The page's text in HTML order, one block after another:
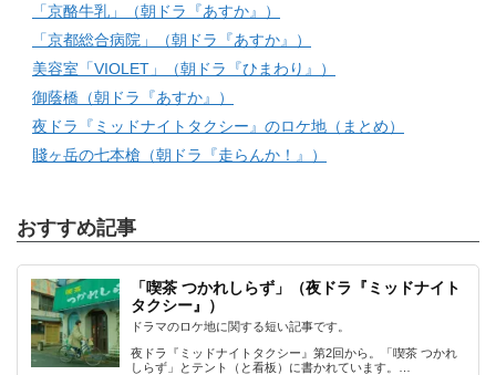
「京酪牛乳」（朝ドラ『あすか』）
「京都総合病院」（朝ドラ『あすか』）
美容室「VIOLET」（朝ドラ『ひまわり』）
御蔭橋（朝ドラ『あすか』）
夜ドラ『ミッドナイトタクシー』のロケ地（まとめ）
賤ヶ岳の七本槍（朝ドラ『走らんか！』）
おすすめ記事
「喫茶 つかれしらず」（夜ドラ『ミッドナイト
タクシー』）
ドラマのロケ地に関する短い記事です。
夜ドラ『ミッドナイトタクシー』第2回から。「喫茶 つかれ
しらず」とテント（と看板）に書かれています。…